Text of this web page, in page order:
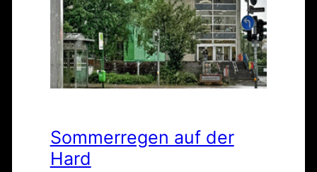
Sommerregen auf der
Hard